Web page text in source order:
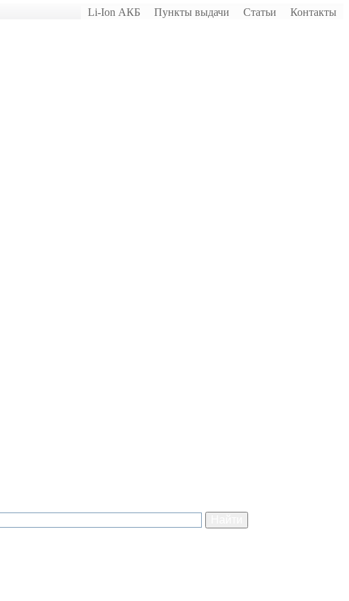
Li-Ion АКБ Пункты выдачи Статьи Контакты